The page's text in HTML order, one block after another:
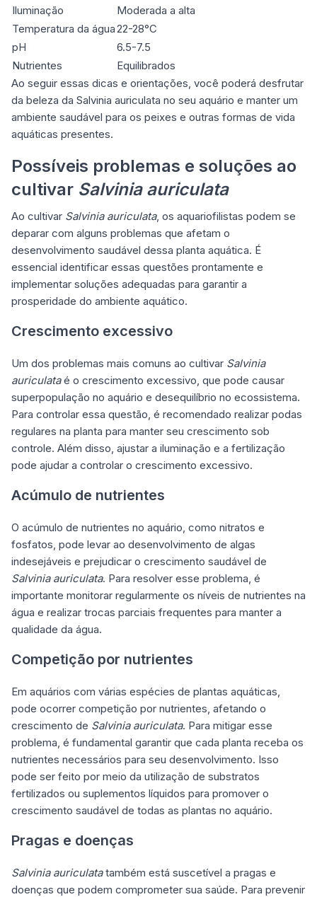
Iluminação
Moderada a alta
Temperatura da água22-28°C
pH
6.5-7.5
Nutrientes
Equilibrados
Ao seguir essas dicas e orientações, você poderá desfrutar
da beleza da Salvinia auriculata no seu aquário e manter um
ambiente saudável para os peixes e outras formas de vida
aquáticas presentes.
Possíveis problemas e soluções ao
cultivar Salvinia auriculata
Ao cultivar Salvinia auriculata, os aquariofilistas podem se
deparar com alguns problemas que afetam o
desenvolvimento saudável dessa planta aquática. É
essencial identificar essas questões prontamente e
implementar soluções adequadas para garantir a
prosperidade do ambiente aquático.
Crescimento excessivo
Um dos problemas mais comuns ao cultivar Salvinia
auriculataé o crescimento excessivo, que pode causar
superpopulação no aquário e desequilíbrio no ecossistema.
Para controlar essa questão, é recomendado realizar podas
regulares na planta para manter seu crescimento sob
controle. Além disso, ajustar a iluminação e a fertilização
pode ajudar a controlar o crescimento excessivo.
Acúmulo de nutrientes
O acúmulo de nutrientes no aquário, como nitratos e
fosfatos, pode levar ao desenvolvimento de algas
indesejáveis e prejudicar o crescimento saudável de
Salvinia auriculata. Para resolver esse problema, é
importante monitorar regularmente os níveis de nutrientes na
água e realizar trocas parciais frequentes para manter a
qualidade da água.
Competição por nutrientes
Em aquários com várias espécies de plantas aquáticas,
pode ocorrer competição por nutrientes, afetando o
crescimento de Salvinia auriculata. Para mitigar esse
problema, é fundamental garantir que cada planta receba os
nutrientes necessários para seu desenvolvimento. Isso
pode ser feito por meio da utilização de substratos
fertilizados ou suplementos líquidos para promover o
crescimento saudável de todas as plantas no aquário.
Pragas e doenças
Salvinia auriculatatambém está suscetível a pragas e
doenças que podem comprometer sua saúde. Para prevenir